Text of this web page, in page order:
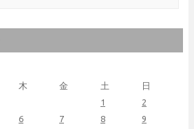
木 金 土 日
1
2
6 7 8
9